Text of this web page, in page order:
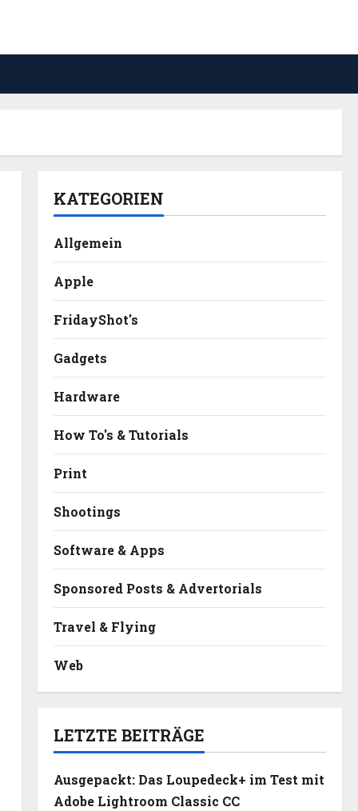
KATEGORIEN
Allgemein
Apple
FridayShot's
Gadgets
Hardware
How To's & Tutorials
Print
Shootings
Software & Apps
Sponsored Posts & Advertorials
Travel & Flying
Web
LETZTE BEITRÄGE
Ausgepackt: Das Loupedeck+ im Test mit
Adobe Lightroom Classic CC